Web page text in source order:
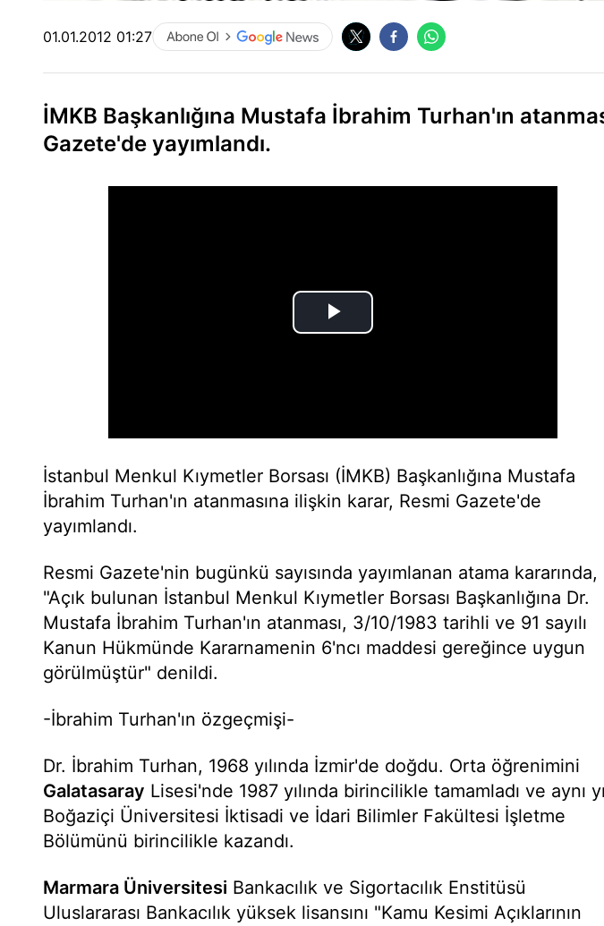
01.01.2012 01:27
İMKB Başkanlığına Mustafa İbrahim Turhan'ın
Gazete'de yayımlandı.
İstanbul Menkul Kıymetler Borsası (İMKB) Başkanlığına Mustafa
İbrahim Turhan'ın atanmasına ilişkin karar, Resmi Gazete'de
yayımlandı.
Resmi Gazete'nin bugünkü sayısında yayımlanan atama kararında,
"Açık bulunan İstanbul Menkul Kıymetler Borsası Başkanlığına Dr.
Mustafa İbrahim Turhan'ın atanması, 3/10/1983 tarihli ve 91 sayılı
Kanun Hükmünde Kararnamenin 6'ncı maddesi gereğince uygun
görülmüştür" denildi.
-İbrahim Turhan'ın özgeçmişi-
Dr. İbrahim Turhan, 1968 yılında İzmir'de doğdu. Orta öğrenimini
Galatasaray Lisesi'nde 1987 yılında birincilikle tamamladı ve aynı
Boğaziçi Üniversitesi İktisadi ve İdari Bilimler Fakültesi İşletme
Bölümünü birincilikle kazandı.
Marmara Üniversitesi Bankacılık ve Sigortacılık Enstitüsü
Uluslararası Bankacılık yüksek lisansını "Kamu Kesimi Açıklarının